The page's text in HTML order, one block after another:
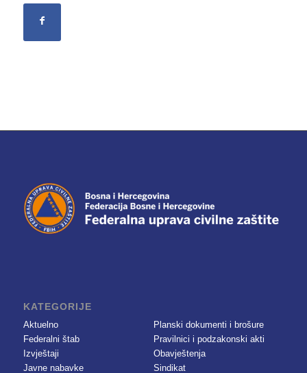
KATEGORIJE
Aktuelno
Federalni štab
Izvještaji
Javne nabavke
Planski dokumenti i brošure
Pravilnici i podzakonski akti
Obavještenja
Sindikat